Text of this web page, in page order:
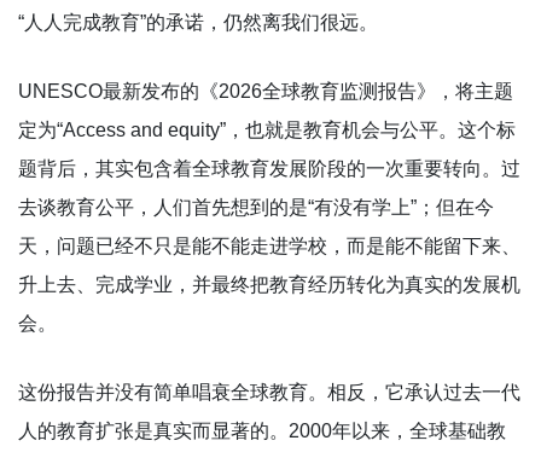
“人人完成教育”的承诺，仍然离我们很远。
UNESCO最新发布的《2026全球教育监测报告》，将主题
定为“Access and equity”，也就是教育机会与公平。这个标
题背后，其实包含着全球教育发展阶段的一次重要转向。过
去谈教育公平，人们首先想到的是“有没有学上”；但在今
天，问题已经不只是能不能走进学校，而是能不能留下来、
升上去、完成学业，并最终把教育经历转化为真实的发展机
会。
这份报告并没有简单唱衰全球教育。相反，它承认过去一代
人的教育扩张是真实而显著的。2000年以来，全球基础教